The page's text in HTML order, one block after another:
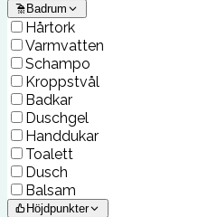
Badrum
Hårtork
Varmvatten
Schampo
Kroppstvål
Badkar
Duschgel
Handdukar
Toalett
Dusch
Balsam
Höjdpunkter